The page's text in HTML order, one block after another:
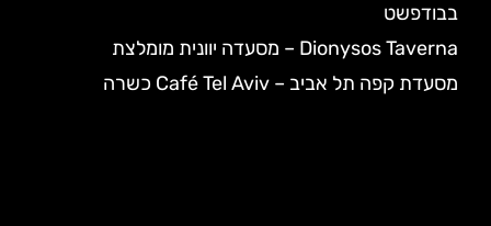
בבודפשט
Dionysos Taverna – מסעדה יוונית מומלצת
מסעדת קפה תל אביב – Café Tel Aviv כשרה